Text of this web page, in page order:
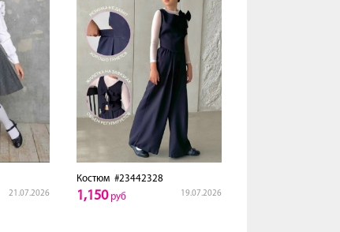
21.07.2026
Костюм #23442328
19.07.2026
1,150руб